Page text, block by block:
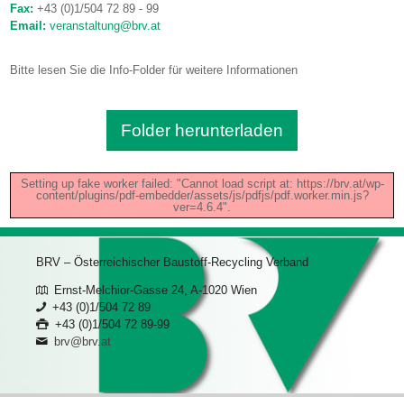
Fax:+43 (0)1/504 72 89 - 99
Email: veranstaltung@brv.at
Bitte lesen Sie die Info-Folder für weitere Informationen
Folder herunterladen
Setting up fake worker failed: "Cannot load script at: https://brv.at/wp-
content/plugins/pdf-embedder/assets/js/pdfjs/pdf.worker.min.js?
ver=4.6.4".
BRV – Österreichischer Baustoff-Recycling Verband
Ernst-Melchior-Gasse 24, A-1020 Wien
+43 (0)1/504 72 89
+43 (0)1/504 72 89-99
brv@brv.at